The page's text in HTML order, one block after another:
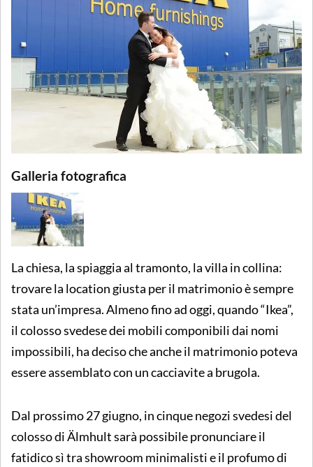
Galleria fotografica
La chiesa, la spiaggia al tramonto, la villa in collina:
trovare la location giusta per il matrimonio è sempre
stata un’impresa. Almeno fino ad oggi, quando “Ikea”,
il colosso svedese dei mobili componibili dai nomi
impossibili, ha deciso che anche il matrimonio poteva
essere assemblato con un cacciavite a brugola.
Dal prossimo 27 giugno, in cinque negozi svedesi del
colosso di Älmhult sarà possibile pronunciare il
fatidico sì tra showroom minimalisti e il profumo di